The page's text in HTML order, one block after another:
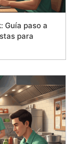
Guía paso a
para